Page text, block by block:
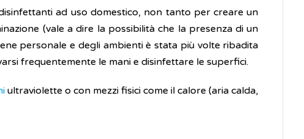
ad uso domestico, non tanto per creare un
(vale a dire la possibilità che la presenza di un
personale e degli ambienti è stata più volte ribadita
frequentemente le mani e disinfettare le superfici.
ultraviolette o con mezzi fisici come il calore (aria calda,